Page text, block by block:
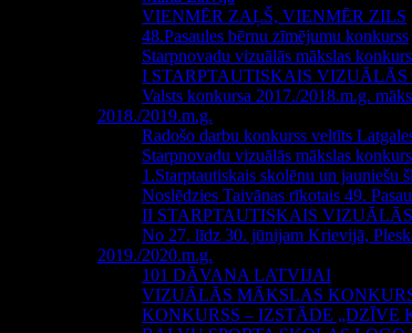
VIENMĒR ZAĻŠ, VIENMĒR ZILS
48.Pasaules bērnu zīmējumu konkurss
Starpnovadu vizuālās mākslas
I STARPTAUTISKAIS
Valsts konkursa 2017./2018.m.g.
2018./2019.m.g.
Radošo darbu konkurss veltīts
Starpnovadu vizuālās mākslas
1.Starptautiskais skolēnu un jauniešu
Noslēdzies Taivānas rīkotais 49.
II STARPTAUTISKAIS
No 27. līdz 30. jūnijam Krievijā,
2019./2020.m.g.
101 DĀVANA LATVIJAI
VIZUĀLĀS MĀKSLAS
KONKURSS – IZSTĀDE „DZĪVE